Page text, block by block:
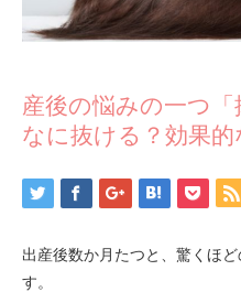
産後の悩みの一つ
なに抜ける？効果的
出産後数か月たつと、驚くほ
す。